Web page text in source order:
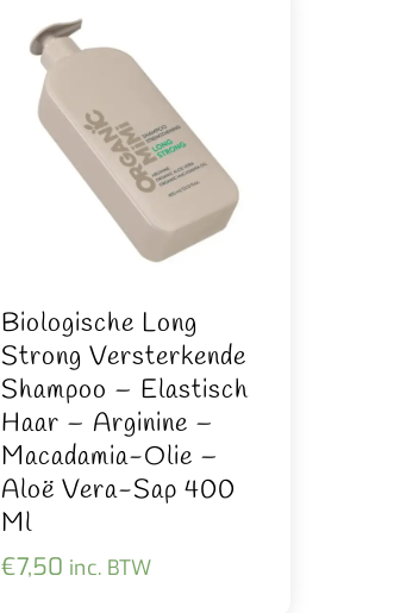
Biologische Long
Strong Versterkende
Shampoo – Elastisch
Haar – Arginine –
Macadamia-Olie –
Aloë Vera-Sap 400
Ml
€7,50 inc. BTW